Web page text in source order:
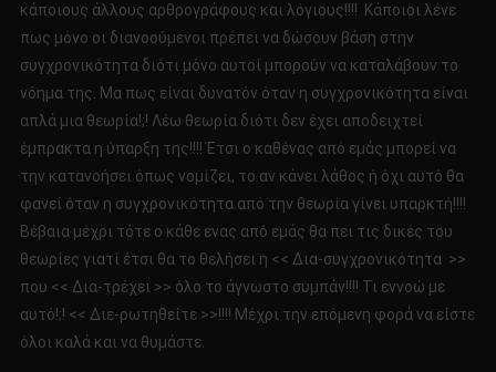
κάποιους άλλους αρθρογράφους και λόγιους!!!! Κάποιοι λένε
πως μόνο οι διανοούμενοι πρέπει να δώσουν βάση στην
συγχρονικότητα διότι μόνο αυτοί μπορούν να καταλάβουν το
νόημα της. Μα πως είναι δυνατόν όταν η συγχρονικότητα είναι
απλά μια θεωρία!;! Λέω θεωρία διότι δεν έχει αποδειχτεί
έμπρακτα η ύπαρξη της!!!! Έτσι ο καθένας από εμάς μπορεί να
την κατανοήσει όπως νομίζει, το αν κάνει λάθος ή όχι αυτό θα
φανεί όταν η συγχρονικότητα από την θεωρία γίνει υπαρκτή!!!!
Βέβαια μέχρι τότε ο κάθε ενας από εμάς θα πει τις δικές του
θεωρίες γιατί έτσι θα το θελήσει η << Δια-συγχρονικότητα >>
που << Δια-τρέχει >> όλο το άγνωστο συμπάν!!!! Τι εννοώ με
αυτό!;! << Διε-ρωτηθείτε >>!!!! Μέχρι την επόμενη φορά να είστε
όλοι καλά και να θυμάστε.